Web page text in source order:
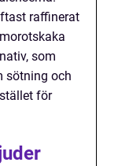
raffinerat
som
sötning och
för